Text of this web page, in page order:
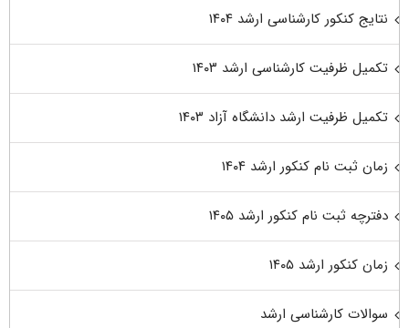
نتایج کنکور کارشناسی ارشد ۱۴۰۴
تکمیل ظرفیت کارشناسی ارشد ۱۴۰۳
تکمیل ظرفیت ارشد دانشگاه آزاد ۱۴۰۳
زمان ثبت نام کنکور ارشد ۱۴۰۴
دفترچه ثبت نام کنکور ارشد ۱۴۰۵
زمان کنکور ارشد ۱۴۰۵
سوالات کارشناسی ارشد